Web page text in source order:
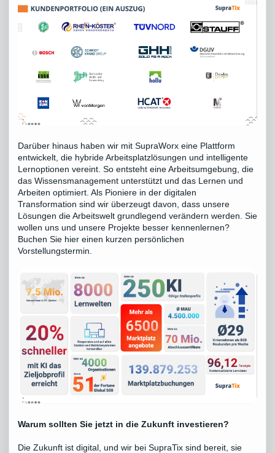
Darüber hinaus haben wir mit SupraWorx eine Plattform
entwickelt, die hybride Arbeitsplatzlösungen und intelligente
Lernoptionen vereint. So entsteht eine Arbeitsumgebung, die
das Wissensmanagement unterstützt und das Lernen und
Arbeiten optimiert. Als Pioniere in der digitalen
Transformation sind wir überzeugt davon, dass unsere
Lösungen die Arbeitswelt grundlegend verändern werden. Sie
wollen uns und unsere Projekte besser kennenlernen?
Buchen Sie hier einen kurzen persönlichen
Vorstellungstermin.
Warum sollten Sie jetzt in die Zukunft investieren?
Die Zukunft ist digital, und wir bei SupraTix sind bereit, sie